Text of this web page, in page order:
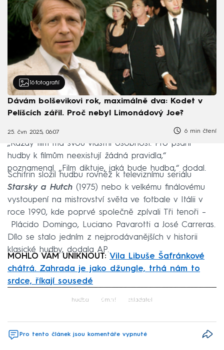
16 fotografií
Dávám bolševikovi rok, maximálně dva: Kodet v
Pelíšcích zářil. Proč nebyl Limonádový Joe?
25. čvn 2025, 06:07 6 min čtení
„Každý film má svou vlastní osobnost. Pro psaní
hudby k filmům neexistují žádná pravidla,“
poznamenal. „Film diktuje, jaká bude hudba,“ dodal.
Schifrin složil hudbu rovněž k televiznímu seriálu
Starsky a Hutch (1975) nebo k velkému finálovému
vystoupení na mistrovství světa ve fotbale v Itálii v
roce 1990, kde poprvé společně zpívali Tři tenoři –
Plácido Domingo, Luciano Pavarotti a José Carreras.
Dílo se stalo jedním z nejprodávanějších v historii
klasické hudby, dodala AP.
MOHLO VÁM UNIKNOUT: Vila Libuše Šafránkové
chátrá. Zahrada je jako džungle, trhá nám to
srdce, říkají sousedé
Failed to fetch
hudba úmrtí skladatel
Pro tento článek jsou komentáře vypnuté